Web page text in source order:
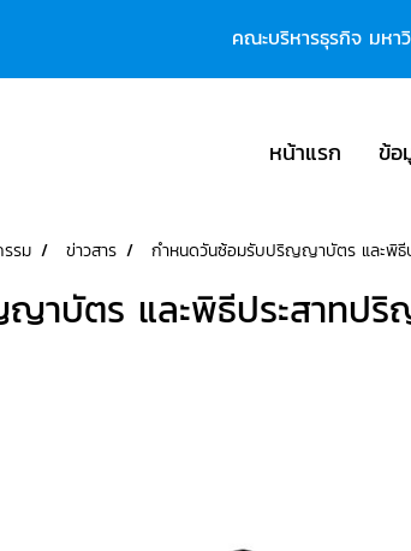
คณะบริหารธุรกิจ มหา
หน้าแรก ข้
รม ข่าวสาร กำหนดวันซ้อมรับปริญญาบัตร และพิ
าบัตร และพิธีประสาทป